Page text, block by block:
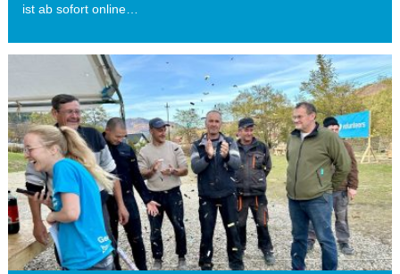
ist ab sofort online…